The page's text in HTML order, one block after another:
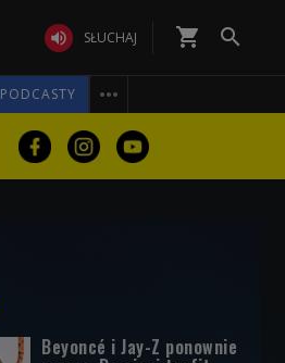
 SŁUCHAJ shopping_cart 
PODCASTY 
Beyoncé i Jay-Z ponownie